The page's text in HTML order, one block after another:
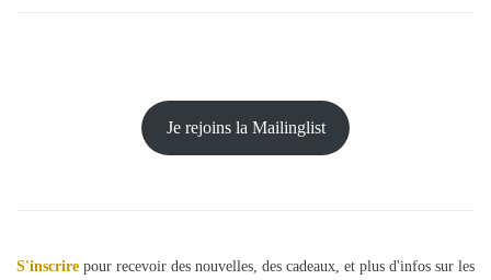
Je rejoins la Mailinglist
S'inscrire pour recevoir des nouvelles, des cadeaux, et plus d'infos sur les